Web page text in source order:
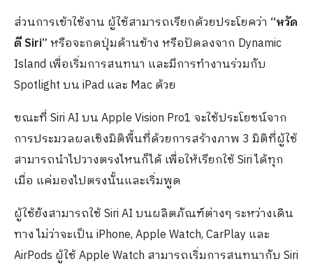
ส่วนการเข้าใช้งาน ผู้ใช้สามารถเรียกด้วยประโยคว่า “หวัด
ดี Siri”หรือจะกดปุ่มด้านข้าง หรือปัดลงจาก Dynamic
Island เพื่อเริ่มการสนทนา และมีการทำงานร่วมกับ
Spotlight บน iPad และ Mac ด้วย
ขณะที่ Siri AI บน Apple Vision Pro1 จะใช้ประโยชน์จาก
การประมวลผลเชิงมิติพื้นที่ด้วยการสร้างภาพ 3 มิติที่ผู้ใช้
สามารถนำไปวางตรงไหนก็ได้ เพื่อให้เรียกใช้ Siri ได้ทุก
เมื่อ แค่มองไปตรงนั้นและเริ่มพูด
ผู้ใช้ยังสามารถใช้ Siri AI บนผลิตภัณฑ์ต่างๆ ระหว่างเดิน
ทาง ไม่ว่าจะเป็น iPhone, Apple Watch, CarPlay และ
AirPods ผู้ใช้ Apple Watch สามารถเริ่มการสนทนากับ Siri